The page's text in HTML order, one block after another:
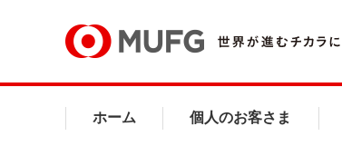
ホーム 個人のお客さま